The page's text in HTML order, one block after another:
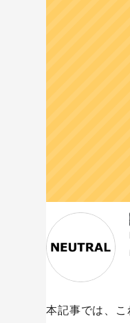
本記事では、